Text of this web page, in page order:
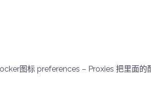
图标 preferences – Proxies 把里面的